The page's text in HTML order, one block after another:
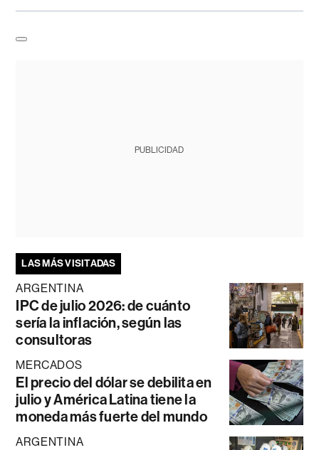
PUBLICIDAD
LAS MÁS VISITADAS
ARGENTINA
IPC de julio 2026: de cuánto
sería la inflación, según las
consultoras
MERCADOS
El precio del dólar se debilita en
julio y América Latina tiene la
moneda más fuerte del mundo
ARGENTINA